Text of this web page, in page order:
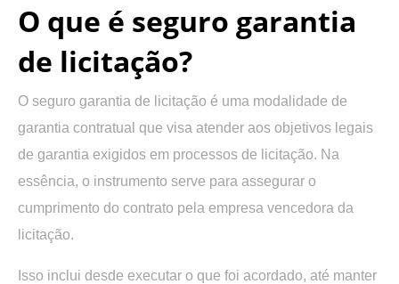
O que é seguro garantia
de licitação?
O seguro garantia de licitação é uma modalidade de
garantia contratual que visa atender aos objetivos legais
de garantia exigidos em processos de licitação. Na
essência, o instrumento serve para assegurar o
cumprimento do contrato pela empresa vencedora da
licitação.
Isso inclui desde executar o que foi acordado, até manter